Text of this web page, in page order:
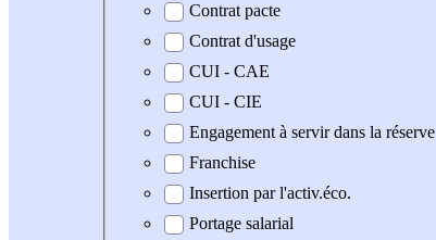
Contrat pacte
Contrat d'usage
CUI - CAE
CUI - CIE
Engagement à servir dans la réserve
Franchise
Insertion par l'activ.éco.
Portage salarial